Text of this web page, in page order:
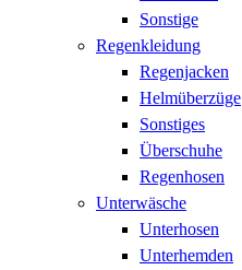
Sonstige
Regenkleidung
Regenjacken
Helmüberzüge
Sonstiges
Überschuhe
Regenhosen
Unterwäsche
Unterhosen
Unterhemden